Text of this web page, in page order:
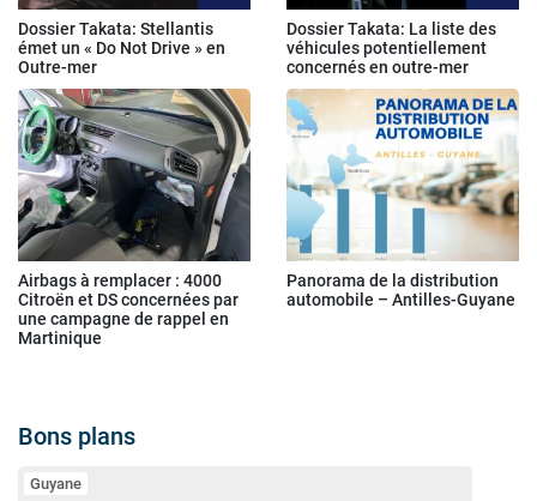
Dossier Takata: Stellantis
émet un « Do Not Drive » en
Outre-mer
Dossier Takata: La liste des
véhicules potentiellement
concernés en outre-mer
Airbags à remplacer : 4000
Citroën et DS concernées par
une campagne de rappel en
Martinique
Panorama de la distribution
automobile – Antilles-Guyane
Bons plans
Guyane